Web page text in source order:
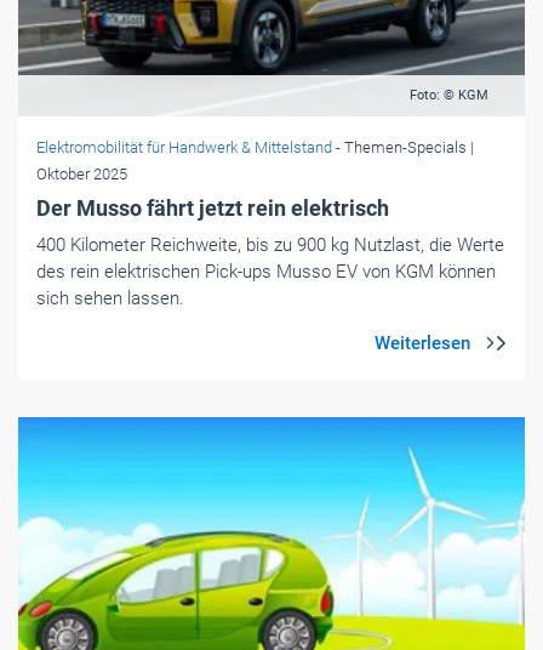
Foto: © KGM
Elektromobilität für Handwerk & Mittelstand - Themen-Specials |
Oktober 2025
Der Musso fährt jetzt rein elektrisch
400 Kilometer Reichweite, bis zu 900 kg Nutzlast, die Werte
des rein elektrischen Pick-ups Musso EV von KGM können
sich sehen lassen.